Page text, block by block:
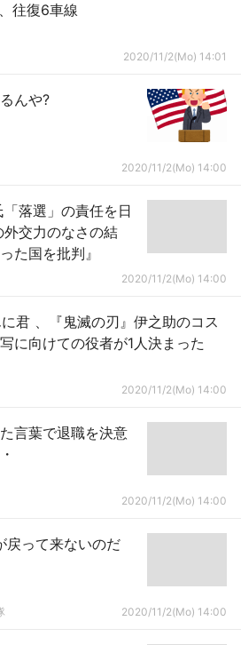
、往復6車線
2020/11/2(Mo) 14:01
んや?
2020/11/2(Mo) 14:00
落選」の責任を日
交力のなさの結
た国を批判』
2020/11/2(Mo) 14:00
君 、『鬼滅の刃』伊之助のコス
に向けての役者が1人決まった
2020/11/2(Mo) 14:00
言葉で退職を決意
2020/11/2(Mo) 14:00
戻って来ないのだ
2020/11/2(Mo) 14:00